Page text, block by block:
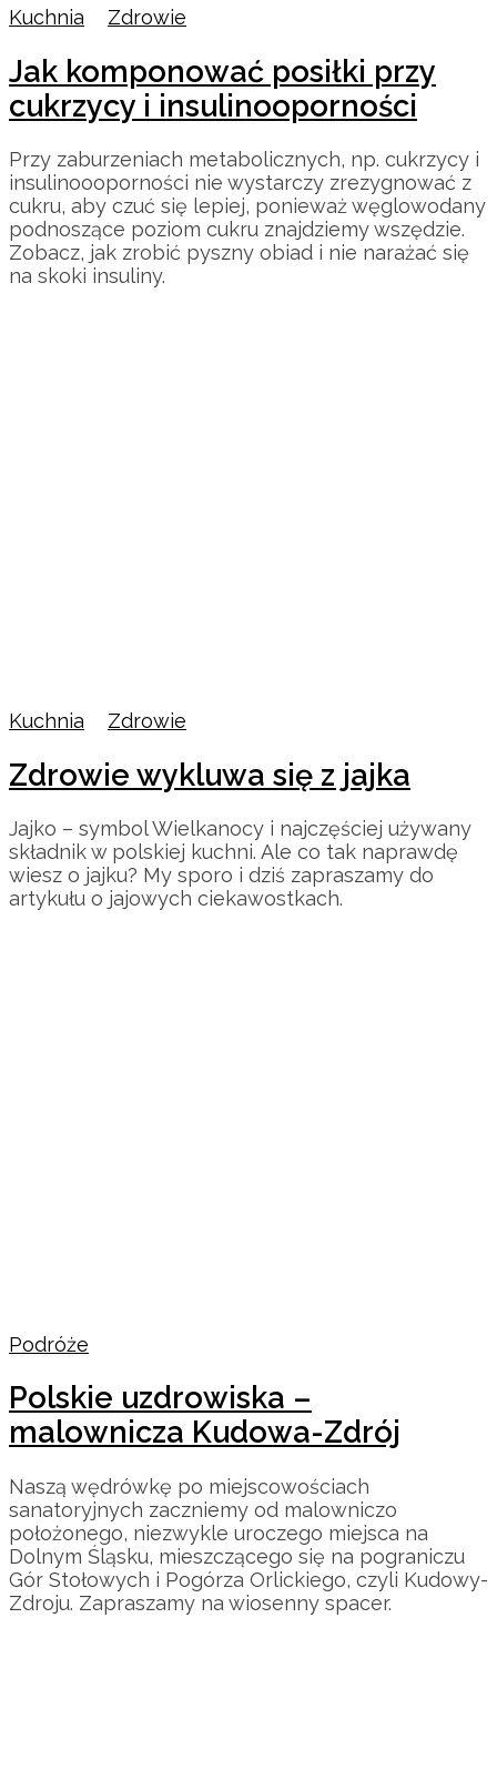
Kuchnia Zdrowie
Jak komponować posiłki przy
cukrzycy i insulinooporności
Przy zaburzeniach metabolicznych, np. cukrzycy i
insulinoooporności nie wystarczy zrezygnować z
cukru, aby czuć się lepiej, ponieważ węglowodany
podnoszące poziom cukru znajdziemy wszędzie.
Zobacz, jak zrobić pyszny obiad i nie narażać się
na skoki insuliny.
Kuchnia Zdrowie
Zdrowie wykluwa się z jajka
Jajko – symbol Wielkanocy i najczęściej używany
składnik w polskiej kuchni. Ale co tak naprawdę
wiesz o jajku? My sporo i dziś zapraszamy do
artykułu o jajowych ciekawostkach.
Podróże
Polskie uzdrowiska –
malownicza Kudowa-Zdrój
Naszą wędrówkę po miejscowościach
sanatoryjnych zaczniemy od malowniczo
położonego, niezwykle uroczego miejsca na
Dolnym Śląsku, mieszczącego się na pograniczu
Gór Stołowych i Pogórza Orlickiego, czyli Kudowy-
Zdroju. Zapraszamy na wiosenny spacer.